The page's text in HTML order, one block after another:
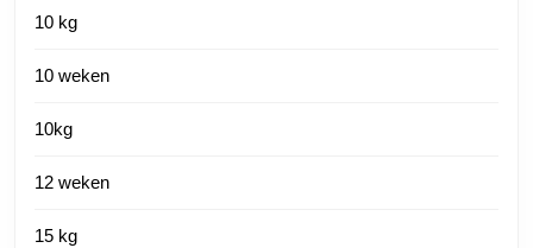
10 kg
10 weken
10kg
12 weken
15 kg